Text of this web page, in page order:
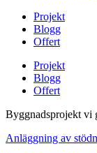
Projekt
Blogg
Offert
Projekt
Blogg
Offert
Byggnadsprojekt vi
Anläggning av